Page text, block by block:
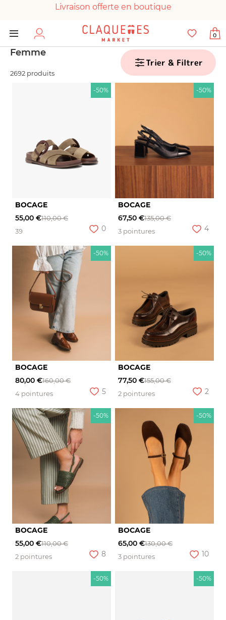
Livraison offerte en boutique
Paiement 100% sécurisé
Chaussures garanties en parfait état
0
Femme
2692 produits
Trier & Filtrer
-50%
BOCAGE
55,00 €110,00 €
39
0
-50%
BOCAGE
67,50 €135,00 €
3 pointures
4
-50%
BOCAGE
80,00 €160,00 €
4 pointures
5
-50%
BOCAGE
77,50 €155,00 €
2 pointures
2
-50%
BOCAGE
55,00 €110,00 €
2 pointures
8
-50%
BOCAGE
65,00 €130,00 €
3 pointures
10
-50% -50%